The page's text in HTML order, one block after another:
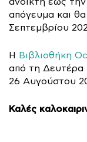
απόγευμα και
Σεπτεμβρίου
Η Βιβλιοθήκη
από τη Δευτέρα
26 Αυγούστου
Καλές